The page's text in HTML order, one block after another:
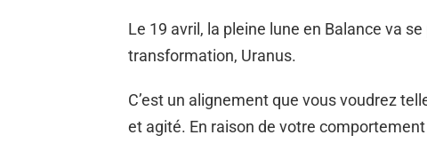
Le 19 avril, la pleine lune en Balance va
transformation, Uranus.
C’est un alignement que vous voudrez
et agité. En raison de votre